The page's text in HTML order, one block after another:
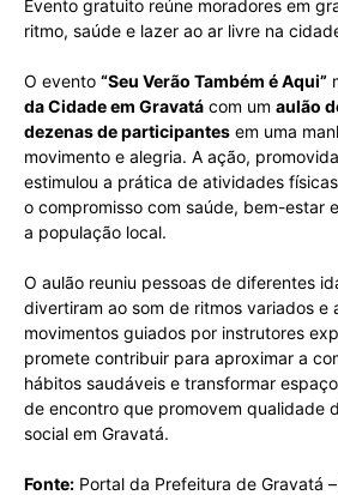
Evento gratuito reúne moradores em
ritmo, saúde e lazer ao ar livre na
O evento “Seu Verão Também é Aqui”
da Cidade em Gravatá com um aulão
dezenas de participantes em uma
movimento e alegria. A ação,
estimulou a prática de atividades
o compromisso com saúde, bem-estar
a população local.
O aulão reuniu pessoas de diferentes
divertiram ao som de ritmos variados e
movimentos guiados por instrutores
promete contribuir para aproximar a
hábitos saudáveis e transformar
de encontro que promovem qualidade
social em Gravatá.
Fonte: Portal da Prefeitura de Gravatá –